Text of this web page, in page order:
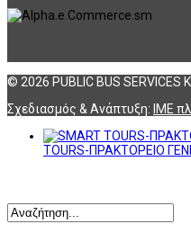
© 2026 PUBLIC BUS SERVICES
Σχεδιασμός & Ανάπτυξη: ΙΜΕ
TOURS-ΠΡΑΚΤΟΡΕΙΟ